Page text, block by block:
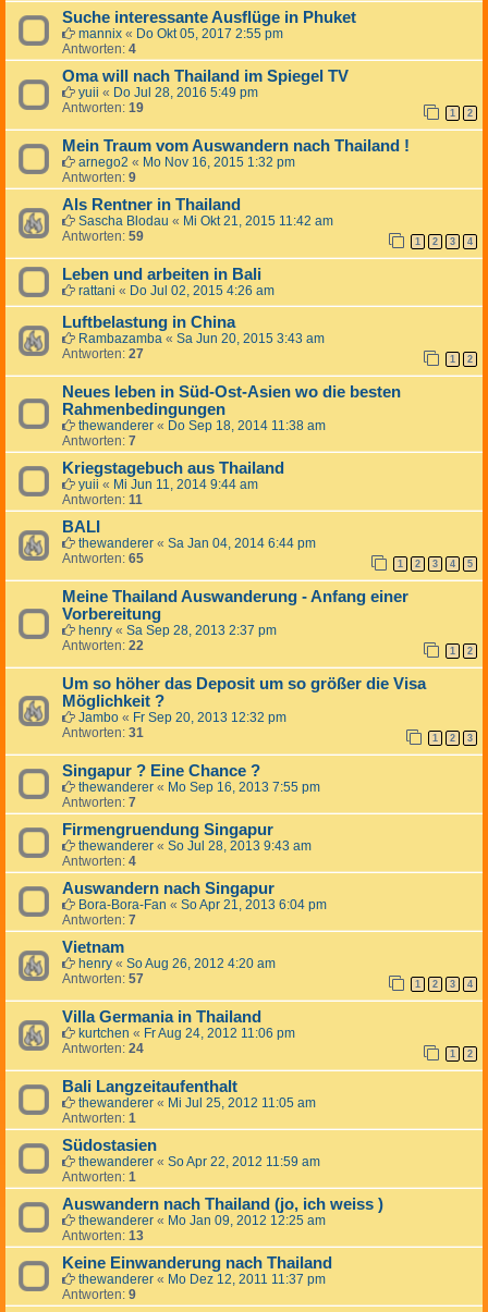
Suche interessante Ausflüge in Phuket
mannix « Do Okt 05, 2017 2:55 pm
Antworten: 4
Oma will nach Thailand im Spiegel TV
yuii « Do Jul 28, 2016 5:49 pm
Antworten: 19 1 2
Mein Traum vom Auswandern nach Thailand !
arnego2 « Mo Nov 16, 2015 1:32 pm
Antworten: 9
Als Rentner in Thailand
Sascha Blodau « Mi Okt 21, 2015 11:42 am
Antworten: 59 1 2 3 4
Leben und arbeiten in Bali
rattani « Do Jul 02, 2015 4:26 am
Luftbelastung in China
Rambazamba « Sa Jun 20, 2015 3:43 am
Antworten: 27 1 2
Neues leben in Süd-Ost-Asien wo die besten
Rahmenbedingungen
thewanderer « Do Sep 18, 2014 11:38 am
Antworten: 7
Kriegstagebuch aus Thailand
yuii « Mi Jun 11, 2014 9:44 am
Antworten: 11
BALI
thewanderer « Sa Jan 04, 2014 6:44 pm
Antworten: 65 1 2 3 4 5
Meine Thailand Auswanderung - Anfang einer
Vorbereitung
henry « Sa Sep 28, 2013 2:37 pm
Antworten: 22 1 2
Um so höher das Deposit um so größer die Visa
Möglichkeit ?
Jambo « Fr Sep 20, 2013 12:32 pm
Antworten: 31 1 2 3
Singapur ? Eine Chance ?
thewanderer « Mo Sep 16, 2013 7:55 pm
Antworten: 7
Firmengruendung Singapur
thewanderer « So Jul 28, 2013 9:43 am
Antworten: 4
Auswandern nach Singapur
Bora-Bora-Fan « So Apr 21, 2013 6:04 pm
Antworten: 7
Vietnam
henry « So Aug 26, 2012 4:20 am
Antworten: 57 1 2 3 4
Villa Germania in Thailand
kurtchen « Fr Aug 24, 2012 11:06 pm
Antworten: 24 1 2
Bali Langzeitaufenthalt
thewanderer « Mi Jul 25, 2012 11:05 am
Antworten: 1
Südostasien
thewanderer « So Apr 22, 2012 11:59 am
Antworten: 1
Auswandern nach Thailand (jo, ich weiss )
thewanderer « Mo Jan 09, 2012 12:25 am
Antworten: 13
Keine Einwanderung nach Thailand
thewanderer « Mo Dez 12, 2011 11:37 pm
Antworten: 9